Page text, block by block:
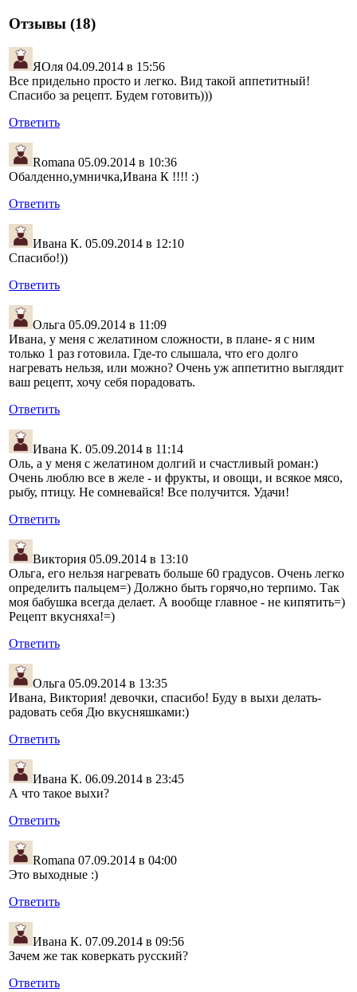
Отзывы (18)
ЯОля 04.09.2014 в 15:56
Все придельно просто и легко. Вид такой аппетитный!
Спасибо за рецепт. Будем готовить)))
Ответить
Romana 05.09.2014 в 10:36
Обалденно,умничка,Ивана К !!!! :)
Ответить
Ивана К. 05.09.2014 в 12:10
Спасибо!))
Ответить
Ольга 05.09.2014 в 11:09
Ивана, у меня с желатином сложности, в плане- я с ним
только 1 раз готовила. Где-то слышала, что его долго
нагревать нельзя, или можно? Очень уж аппетитно выглядит
ваш рецепт, хочу себя порадовать.
Ответить
Ивана К. 05.09.2014 в 11:14
Оль, а у меня с желатином долгий и счастливый роман:)
Очень люблю все в желе - и фрукты, и овощи, и всякое мясо,
рыбу, птицу. Не сомневайся! Все получится. Удачи!
Ответить
Виктория 05.09.2014 в 13:10
Ольга, его нельзя нагревать больше 60 градусов. Очень легко
определить пальцем=) Должно быть горячо,но терпимо. Так
моя бабушка всегда делает. А вообще главное - не кипятить=)
Рецепт вкусняха!=)
Ответить
Ольга 05.09.2014 в 13:35
Ивана, Виктория! девочки, спасибо! Буду в выхи делать-
радовать себя Дю вкусняшками:)
Ответить
Ивана К. 06.09.2014 в 23:45
А что такое выхи?
Ответить
Romana 07.09.2014 в 04:00
Это выходные :)
Ответить
Ивана К. 07.09.2014 в 09:56
Зачем же так коверкать русский?
Ответить